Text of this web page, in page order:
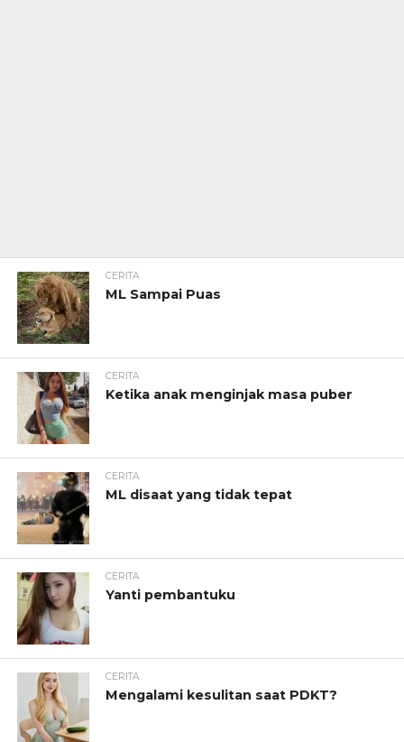
CERITA
ML Sampai Puas
CERITA
Ketika anak menginjak masa puber
CERITA
ML disaat yang tidak tepat
CERITA
Yanti pembantuku
CERITA
Mengalami kesulitan saat PDKT?